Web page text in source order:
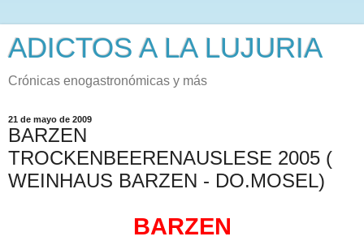
ADICTOS A LA LUJURIA
Crónicas enogastronómicas y más
21 de mayo de 2009
BARZEN
TROCKENBEERENAUSLESE 2005 (
WEINHAUS BARZEN - DO.MOSEL)
BARZEN